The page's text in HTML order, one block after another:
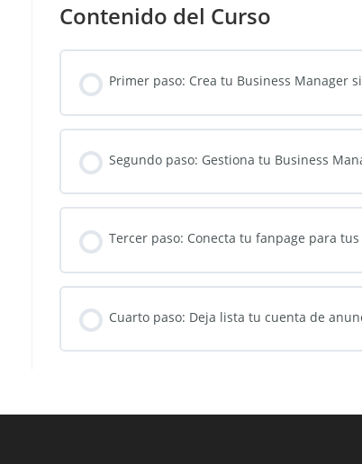
Contenido del Curso
Primer paso: Crea tu Business Manager
Segundo paso: Gestiona tu Business
Tercer paso: Conecta tu fanpage para
Cuarto paso: Deja lista tu cuenta de